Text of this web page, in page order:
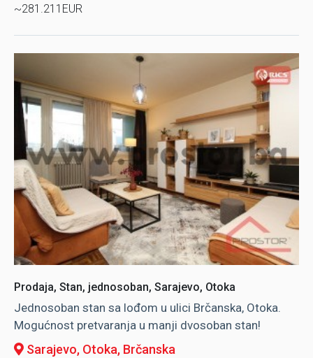
~281.211EUR
Prodaja, Stan, jednosoban, Sarajevo, Otoka
Jednosoban stan sa lođom u ulici Brčanska, Otoka.
Mogućnost pretvaranja u manji dvosoban stan!
Sarajevo, Otoka, Brčanska